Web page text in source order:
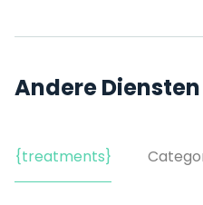
Andere Diensten
{treatments}